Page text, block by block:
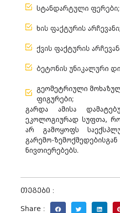
სტანდარტული ფერები;
ხის ფაქტურის არჩევანი;
ქვის ფაქტურის
ბეტონის უნიკალური
გეომეტრიული
ფიგურები;
გარდა ამისა
ეკოლოგიურად სუფთა,
არ გამოყოფს
გარემო-
ნივთიერებებს.
თეგები :
Share :